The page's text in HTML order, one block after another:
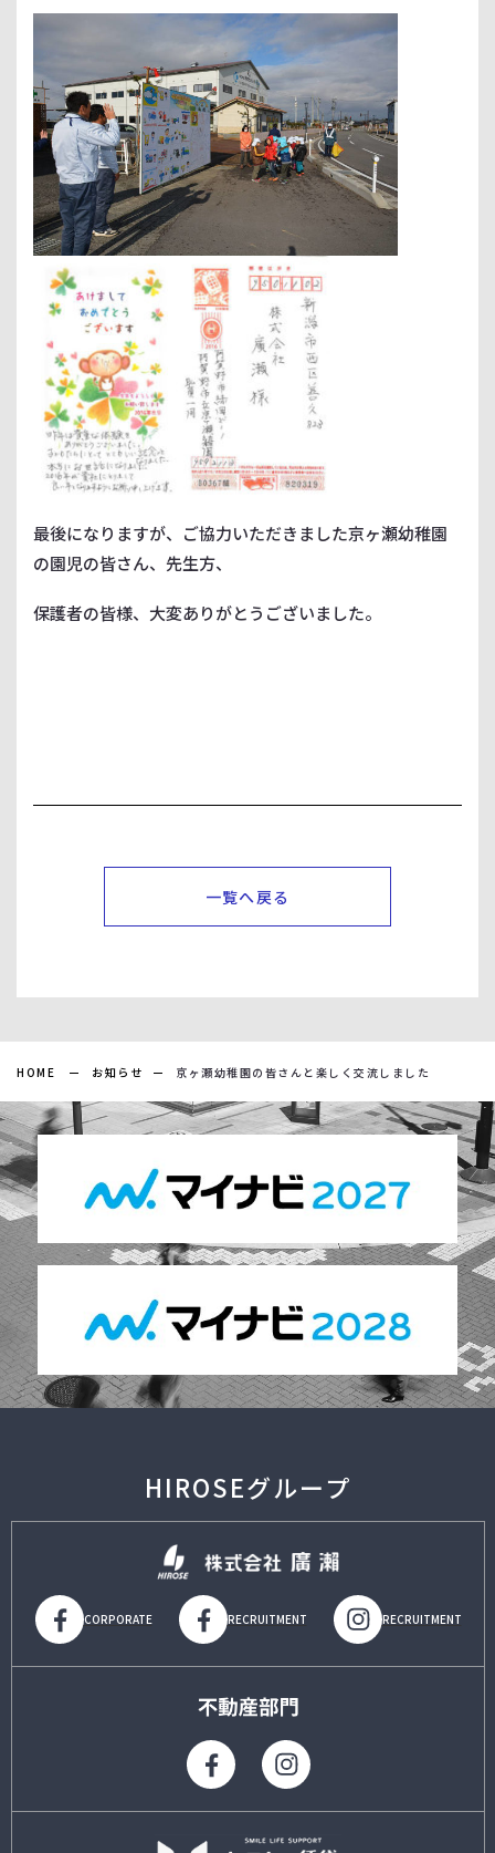
最後になりますが、ご協力いただきました京ヶ瀬幼稚園
の園児の皆さん、先生方、
保護者の皆様、大変ありがとうございました。
一覧へ戻る
HOME お知らせ 京ヶ瀬幼稚園の皆さんと楽しく交流しました
HIROSEグループ
CORPORATE RECRUITMENT RECRUITMENT